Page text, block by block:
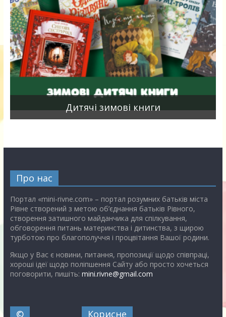
Дитячі зимові книги
Про нас
Портал «mini-rivne.com» – портал розумних батьків міста
Рівне створений з метою об’єднання батьків Рівного,
створення затишного майданчика для спілкування,
обговорення питань материнства і дитинства, з щирою
турботою про благополуччя і процвітання Вашої родини.
Якщо у Вас є новини, питання, пропозиції щодо співпраці,
хороші ідеї щодо поліпшення Сайту або просто хочеться
поговорити, пишіть: mini.rivne@gmail.com
© Корисне